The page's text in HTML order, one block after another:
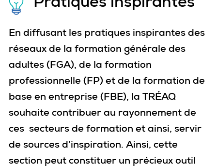
En diffusant les pratiques inspirantes des
réseaux de la formation générale des
adultes (FGA), de la formation
professionnelle (FP) et de la formation de
base en entreprise (FBE), la TRÉAQ
souhaite contribuer au rayonnement de
ces secteurs de formation et ainsi, servir
de sources d’inspiration. Ainsi, cette
section peut constituer un précieux outil